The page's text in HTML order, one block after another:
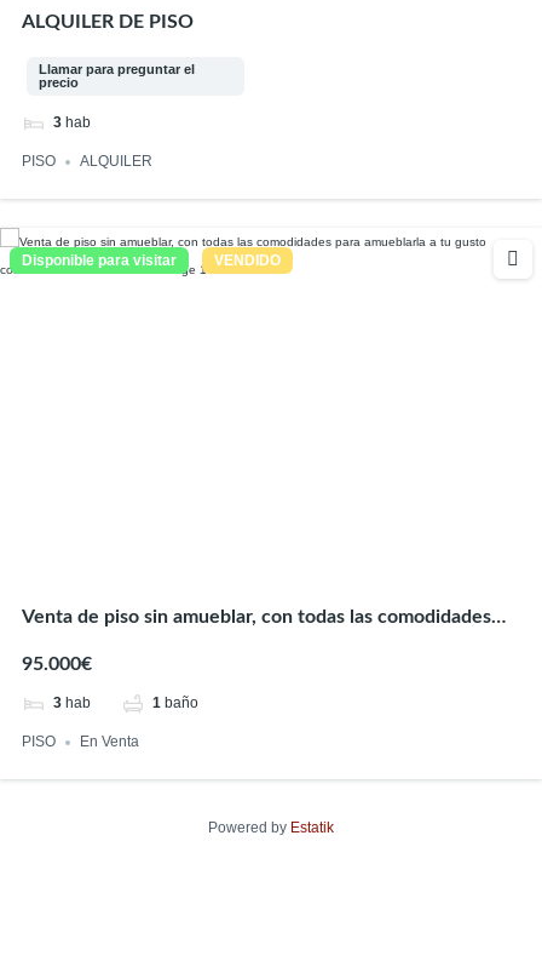
ALQUILER DE PISO
Llamar para preguntar el
precio
3 hab
PISO ALQUILER
Disponible para visitar VENDIDO
Venta de piso sin amueblar, con todas las comodidades
95.000€
3 hab 1 baño
PISO En Venta
Powered by Estatik